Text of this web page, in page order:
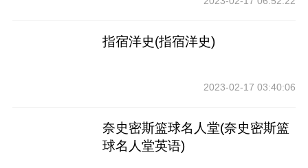
指宿洋史(指宿洋史)
2023-02-17 03:40:06
奈史密斯篮球名人堂(奈史密斯篮
球名人堂英语)